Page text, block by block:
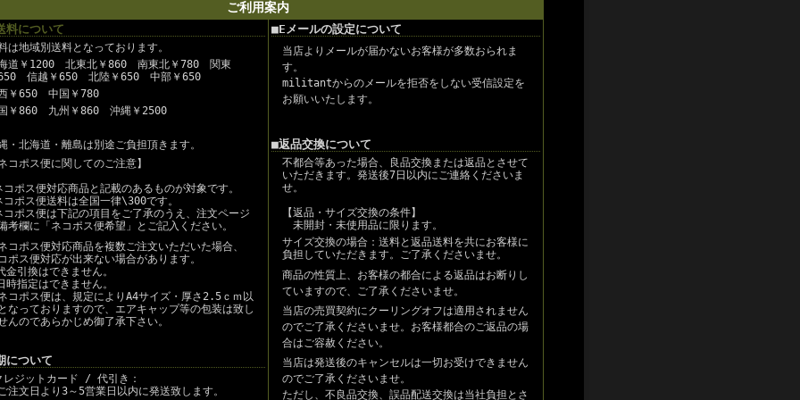
ご利用案内
料について
は地域別送料となっております。
道￥1200 北東北￥860 南東北￥780 関東
信越￥650 北陸￥650 中部￥650
￥650 中国￥780
￥860 九州￥860 沖縄￥2500
・北海道・離島は別途ご負担頂きます。
コポス便に関してのご注意】
ポス便対応商品と記載のあるものが対象です。
コポス便送料は全国一律\300です。
コポス便は下記の項目をご了承のうえ、注文ページ
考欄に「ネコポス便希望」とご記入ください。
コポス便対応商品を複数ご注文いただいた場合、
ポス便対応が出来ない場合があります。
金引換はできません。
時指定はできません。
コポス便は、規定によりA4サイズ・厚さ2.5ｃｍ以
なっておりますので、エアキャップ等の包装は致し
んのであらかじめ御了承下さい。
について
レジットカード / 代引き：
文日より3～5営業日以内に発送致します。
■Eメールの設定について
当店よりメールが届かないお客様が多数おられま
す。
militantからのメールを拒否をしない受信設定を
お願いいたします。
■返品交換について
不都合等あった場合、良品交換または返品とさせて
いただきます。発送後7日以内にご連絡くださいま
せ。
【返品・サイズ交換の条件】
未開封・未使用品に限ります。
サイズ交換の場合：送料と返品送料を共にお客様に
負担していただきます。ご了承くださいませ。
商品の性質上、お客様の都合による返品はお断りし
ていますので、ご了承くださいませ。
当店の売買契約にクーリングオフは適用されません
のでご了承くださいませ。お客様都合のご返品の場
合はご容赦ください。
当店は発送後のキャンセルは一切お受けできません
のでご了承くださいませ。
ただし、不良品交換、誤品配送交換は当社負担とさ